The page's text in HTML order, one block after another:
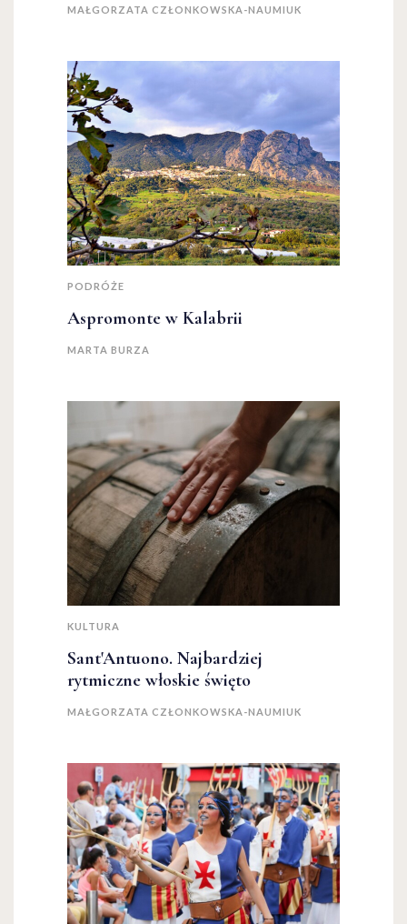
MAŁGORZATA CZŁONKOWSKA-NAUMIUK
PODRÓŻE
Aspromonte w Kalabrii
MARTA BURZA
KULTURA
Sant'Antuono. Najbardziej
rytmiczne włoskie święto
MAŁGORZATA CZŁONKOWSKA-NAUMIUK